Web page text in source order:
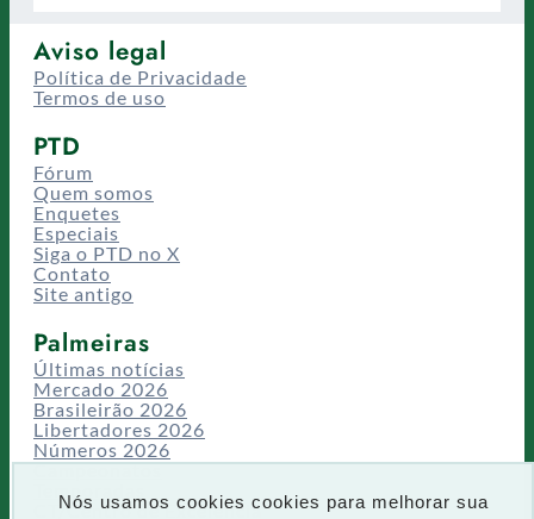
Nós usamos cookies cookies para melhorar sua
Aviso legal
Política de Privacidade
Termos de uso
PTD
Fórum
Quem somos
Enquetes
Especiais
Siga o PTD no X
Contato
Site antigo
Palmeiras
Últimas notícias
Mercado 2026
Brasileirão 2026
Libertadores 2026
Números 2026
Campeonatos
CT/Centro de Excelência